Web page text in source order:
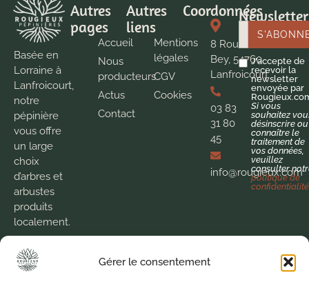
Gérer le consentement
Basée en
Lorraine à
Lanfroicourt,
notre
pépinière
vous offre
un large
choix
d’arbres et
arbustes
produits
localement.
Nous
cultivons la
Autres
pages
Accueil
Nous
producteurs
Actus
Contact
Autres
liens
Mentions
légales
CGV
Cookies
Coordonnées
8 Route de
Bey, 54760
Lanfroicourt
03 83
31 80
45
info@rougieux.com
Newsletter
J'accepte de
recevoir la
newsletter
envoyée par
Si vous
souhaitez
désinscrire ou
connaître le
traitement de
vos données,
veuillez
consulter
politique de
confidentialité